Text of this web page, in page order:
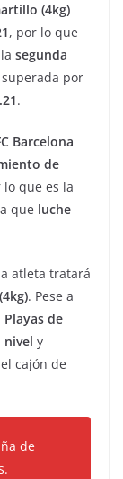
(4kg)
, por lo que
segunda
por
.
Barcelona
de
lo que es la
que luche
atleta tratará
. Pese a
Playas de
nivel y
cajón de
de